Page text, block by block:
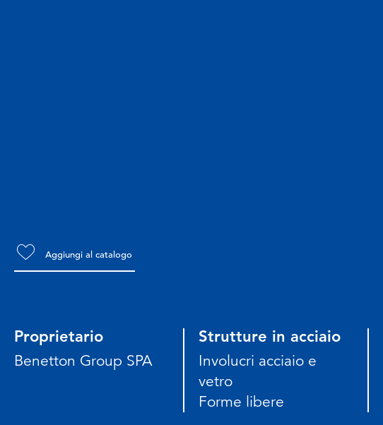
Aggiungi al catalogo
Proprietario
Benetton Group SPA
Strutture in acciaio
Involucri acciaio e
vetro
Forme libere